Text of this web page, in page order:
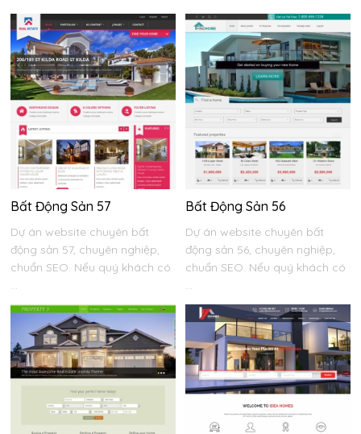
Bất Động Sản 57
Dự án website chuyên bất
động sản 57, chuyên nghiệp,
chuẩn SEO. Nếu quý khách có
...
Bất Động Sản 56
Dự án website chuyên bất
động sản 56, chuyên nghiệp,
chuẩn SEO. Nếu quý khách có
...